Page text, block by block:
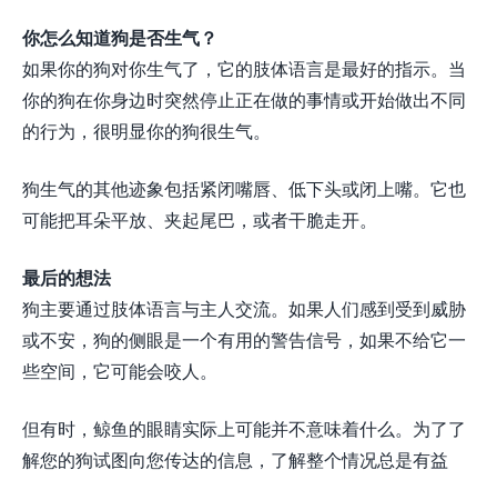
你怎么知道狗是否生气？
如果你的狗对你生气了，它的肢体语言是最好的指示。当
你的狗在你身边时突然停止正在做的事情或开始做出不同
的行为，很明显你的狗很生气。
狗生气的其他迹象包括紧闭嘴唇、低下头或闭上嘴。它也
可能把耳朵平放、夹起尾巴，或者干脆走开。
最后的想法
狗主要通过肢体语言与主人交流。如果人们感到受到威胁
或不安，狗的侧眼是一个有用的警告信号，如果不给它一
些空间，它可能会咬人。
但有时，鲸鱼的眼睛实际上可能并不意味着什么。为了了
解您的狗试图向您传达的信息，了解整个情况总是有益